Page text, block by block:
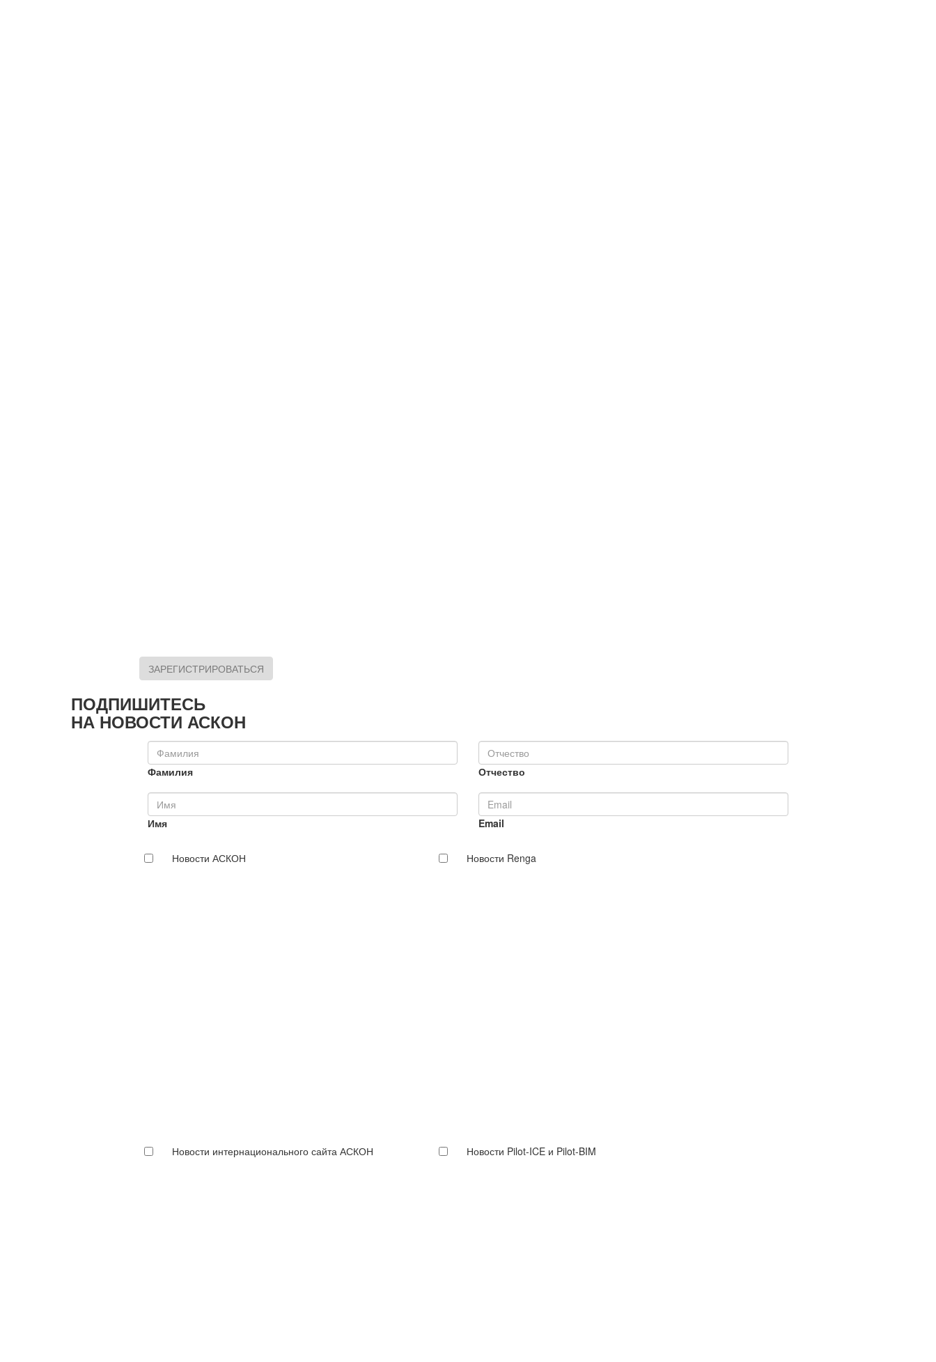
ЗАРЕГИСТРИРОВАТЬСЯ
ПОДПИШИТЕСЬ
НА НОВОСТИ АСКОН
Фамилия
Имя
Отчество
Email
Новости АСКОН
Новости интернационального сайта АСКОН
Новости Renga
Новости Pilot-ICE и Pilot-BIM